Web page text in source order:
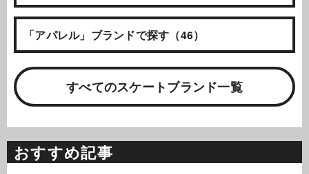
「アパレル」ブランドで探す（46）
すべてのスケートブランド一覧
おすすめ記事